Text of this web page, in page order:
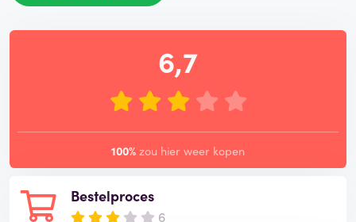
Bestelproces
6
6,7
100% zou hier weer kopen